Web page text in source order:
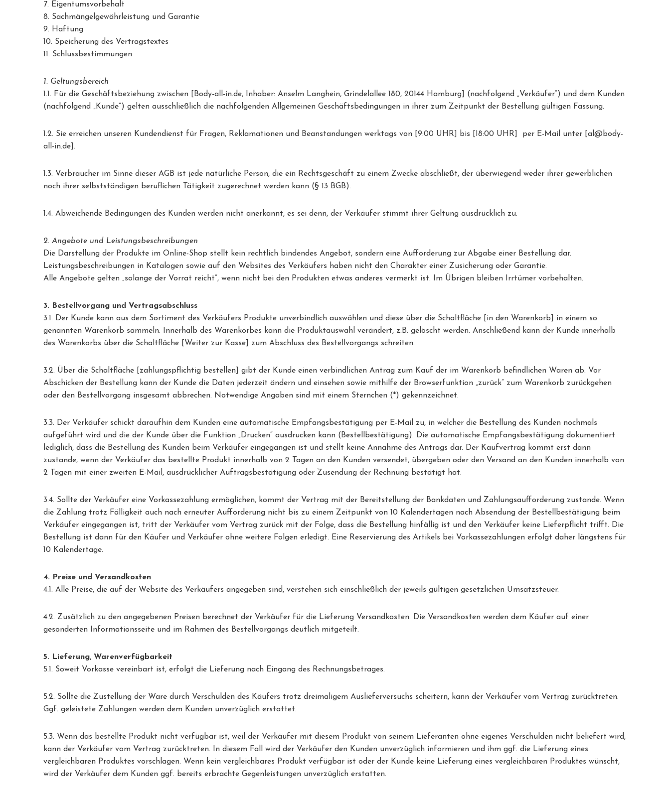
7. Eigentumsvorbehalt
8. Sachmängelgewährleistung und Garantie
9. Haftung
10. Speicherung des Vertragstextes
11. Schlussbestimmungen
1. Geltungsbereich
1.1. Für die Geschäftsbeziehung zwischen [Body-all-in.de, Inhaber: Anselm Langhein, Grindelallee 180, 20144 Hamburg] (nachfolgend „Verkäufer“) und dem Kunden
(nachfolgend „Kunde“) gelten ausschließlich die nachfolgenden Allgemeinen Geschäftsbedingungen in ihrer zum Zeitpunkt der Bestellung gültigen Fassung.
1.2. Sie erreichen unseren Kundendienst für Fragen, Reklamationen und Beanstandungen werktags von [9:00 UHR] bis [18:00 UHR] per E-Mail unter [al@body-
all-in.de].
1.3. Verbraucher im Sinne dieser AGB ist jede natürliche Person, die ein Rechtsgeschäft zu einem Zwecke abschließt, der überwiegend weder ihrer gewerblichen
noch ihrer selbstständigen beruflichen Tätigkeit zugerechnet werden kann (§ 13 BGB).
1.4. Abweichende Bedingungen des Kunden werden nicht anerkannt, es sei denn, der Verkäufer stimmt ihrer Geltung ausdrücklich zu.
2. Angebote und Leistungsbeschreibungen
Die Darstellung der Produkte im Online-Shop stellt kein rechtlich bindendes Angebot, sondern eine Aufforderung zur Abgabe einer Bestellung dar.
Leistungsbeschreibungen in Katalogen sowie auf den Websites des Verkäufers haben nicht den Charakter einer Zusicherung oder Garantie.
Alle Angebote gelten „solange der Vorrat reicht“, wenn nicht bei den Produkten etwas anderes vermerkt ist. Im Übrigen bleiben Irrtümer vorbehalten.
3. Bestellvorgang und Vertragsabschluss
3.1. Der Kunde kann aus dem Sortiment des Verkäufers Produkte unverbindlich auswählen und diese über die Schaltfläche [in den Warenkorb] in einem so
genannten Warenkorb sammeln. Innerhalb des Warenkorbes kann die Produktauswahl verändert, z.B. gelöscht werden. Anschließend kann der Kunde innerhalb
des Warenkorbs über die Schaltfläche [Weiter zur Kasse] zum Abschluss des Bestellvorgangs schreiten.
3.2. Über die Schaltfläche [zahlungspflichtig bestellen] gibt der Kunde einen verbindlichen Antrag zum Kauf der im Warenkorb befindlichen Waren ab. Vor
Abschicken der Bestellung kann der Kunde die Daten jederzeit ändern und einsehen sowie mithilfe der Browserfunktion „zurück“ zum Warenkorb zurückgehen
oder den Bestellvorgang insgesamt abbrechen. Notwendige Angaben sind mit einem Sternchen (*) gekennzeichnet.
3.3. Der Verkäufer schickt daraufhin dem Kunden eine automatische Empfangsbestätigung per E-Mail zu, in welcher die Bestellung des Kunden nochmals
aufgeführt wird und die der Kunde über die Funktion „Drucken“ ausdrucken kann (Bestellbestätigung). Die automatische Empfangsbestätigung dokumentiert
lediglich, dass die Bestellung des Kunden beim Verkäufer eingegangen ist und stellt keine Annahme des Antrags dar. Der Kaufvertrag kommt erst dann
zustande, wenn der Verkäufer das bestellte Produkt innerhalb von 2 Tagen an den Kunden versendet, übergeben oder den Versand an den Kunden innerhalb von
2 Tagen mit einer zweiten E-Mail, ausdrücklicher Auftragsbestätigung oder Zusendung der Rechnung bestätigt hat.
3.4. Sollte der Verkäufer eine Vorkassezahlung ermöglichen, kommt der Vertrag mit der Bereitstellung der Bankdaten und Zahlungsaufforderung zustande. Wenn
die Zahlung trotz Fälligkeit auch nach erneuter Aufforderung nicht bis zu einem Zeitpunkt von 10 Kalendertagen nach Absendung der Bestellbestätigung beim
Verkäufer eingegangen ist, tritt der Verkäufer vom Vertrag zurück mit der Folge, dass die Bestellung hinfällig ist und den Verkäufer keine Lieferpflicht trifft. Die
Bestellung ist dann für den Käufer und Verkäufer ohne weitere Folgen erledigt. Eine Reservierung des Artikels bei Vorkassezahlungen erfolgt daher längstens für
10 Kalendertage.
4. Preise und Versandkosten
4.1. Alle Preise, die auf der Website des Verkäufers angegeben sind, verstehen sich einschließlich der jeweils gültigen gesetzlichen Umsatzsteuer.
4.2. Zusätzlich zu den angegebenen Preisen berechnet der Verkäufer für die Lieferung Versandkosten. Die Versandkosten werden dem Käufer auf einer
gesonderten Informationsseite und im Rahmen des Bestellvorgangs deutlich mitgeteilt.
5. Lieferung, Warenverfügbarkeit
5.1. Soweit Vorkasse vereinbart ist, erfolgt die Lieferung nach Eingang des Rechnungsbetrages.
5.2. Sollte die Zustellung der Ware durch Verschulden des Käufers trotz dreimaligem Auslieferversuchs scheitern, kann der Verkäufer vom Vertrag zurücktreten.
Ggf. geleistete Zahlungen werden dem Kunden unverzüglich erstattet.
5.3. Wenn das bestellte Produkt nicht verfügbar ist, weil der Verkäufer mit diesem Produkt von seinem Lieferanten ohne eigenes Verschulden nicht beliefert wird,
kann der Verkäufer vom Vertrag zurücktreten. In diesem Fall wird der Verkäufer den Kunden unverzüglich informieren und ihm ggf. die Lieferung eines
vergleichbaren Produktes vorschlagen. Wenn kein vergleichbares Produkt verfügbar ist oder der Kunde keine Lieferung eines vergleichbaren Produktes wünscht,
wird der Verkäufer dem Kunden ggf. bereits erbrachte Gegenleistungen unverzüglich erstatten.